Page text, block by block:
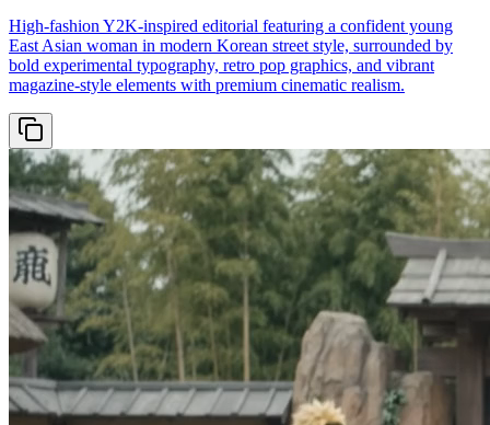
High-fashion Y2K-inspired editorial featuring a confident young
East Asian woman in modern Korean street style, surrounded by
bold experimental typography, retro pop graphics, and vibrant
magazine-style elements with premium cinematic realism.